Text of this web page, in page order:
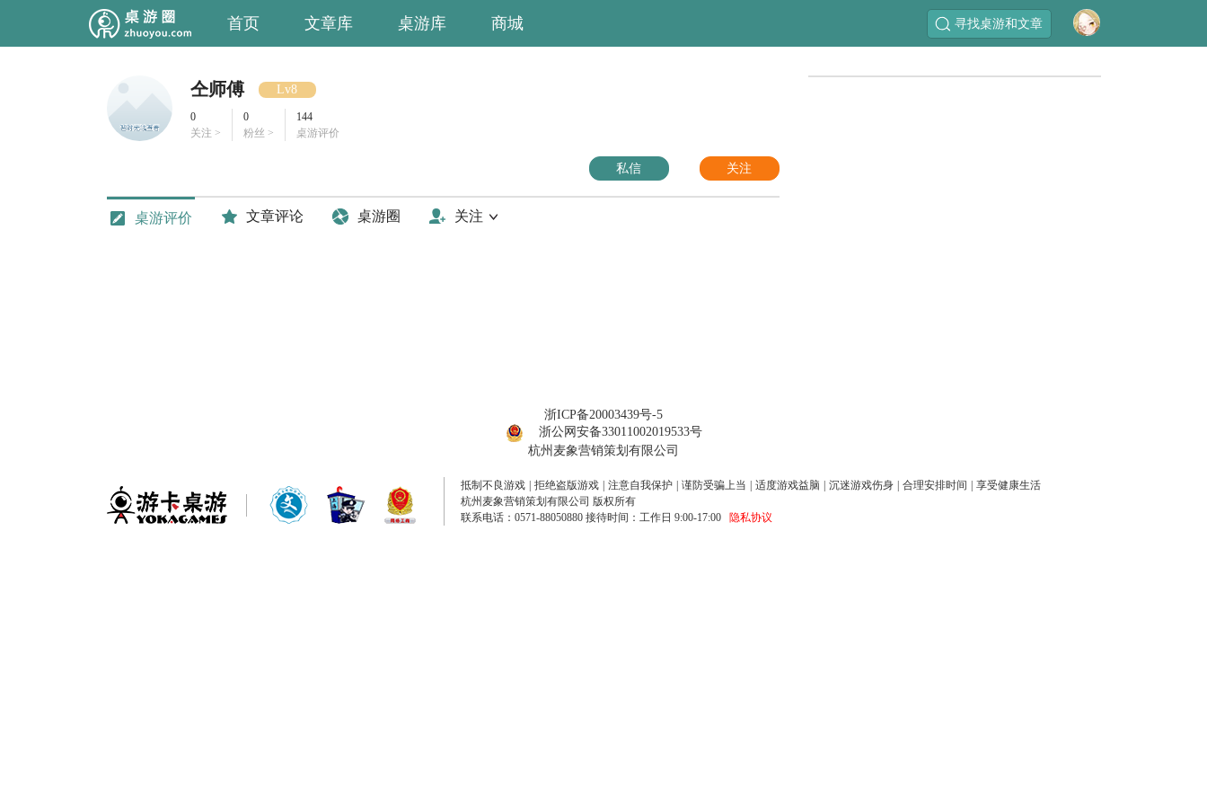
首页 文章库 桌游库 商城 寻找桌游和文章
仝师傅 Lv8
0
关注 >
0
粉丝 >
144
桌游评价
私信 关注
桌游评价 文章评论 桌游圈 关注
浙ICP备20003439号-5
浙公网安备33011002019533号
杭州麦象营销策划有限公司
抵制不良游戏 拒绝盗版游戏 注意自我保护 谨防受骗上当 适度游戏益脑 沉迷游戏伤身 合理安排时间
享受健康生活
杭州麦象营销策划有限公司 版权所有
联系电话：0571-88050880 接待时间：工作日 9:00-17:00
隐私协议